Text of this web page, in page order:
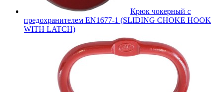
Крюк чокерный с
предохранителем EN1677-1 (SLIDING CHOKE HOOK
WITH LATCH)